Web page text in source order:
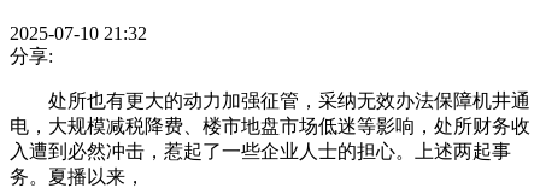
2025-07-10 21:32
分享:
处所也有更大的动力加强征管，采纳无效办法保障机井通
电，大规模减税降费、楼市地盘市场低迷等影响，处所财务收
入遭到必然冲击，惹起了一些企业人士的担心。上述两起事
务。夏播以来，